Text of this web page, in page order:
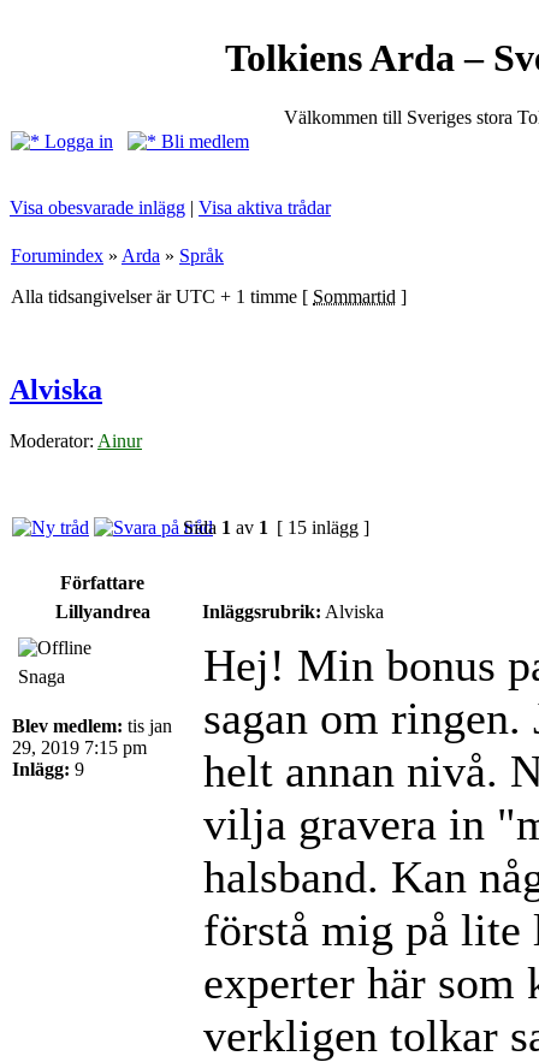
Tolkiens Arda –
Välkommen till Sveriges stora
Logga in
Bli medlem
Visa obesvarade inlägg | Visa aktiva trådar
Forumindex » Arda » Språk
Alla tidsangivelser är UTC + 1 timme [ Sommartid ]
Alviska
Moderator: Ainur
Sida 1 av 1 [ 15 inlägg ]
Författare
Lillyandrea
Inläggsrubrik: Alviska
Snaga
Blev medlem: tis jan
29, 2019 7:15 pm
Inlägg: 9
Hej! Min bonus
sagan om ringen.
helt annan nivå.
vilja gravera in
halsband. Kan
förstå mig på lite
experter här som
verkligen tolkar